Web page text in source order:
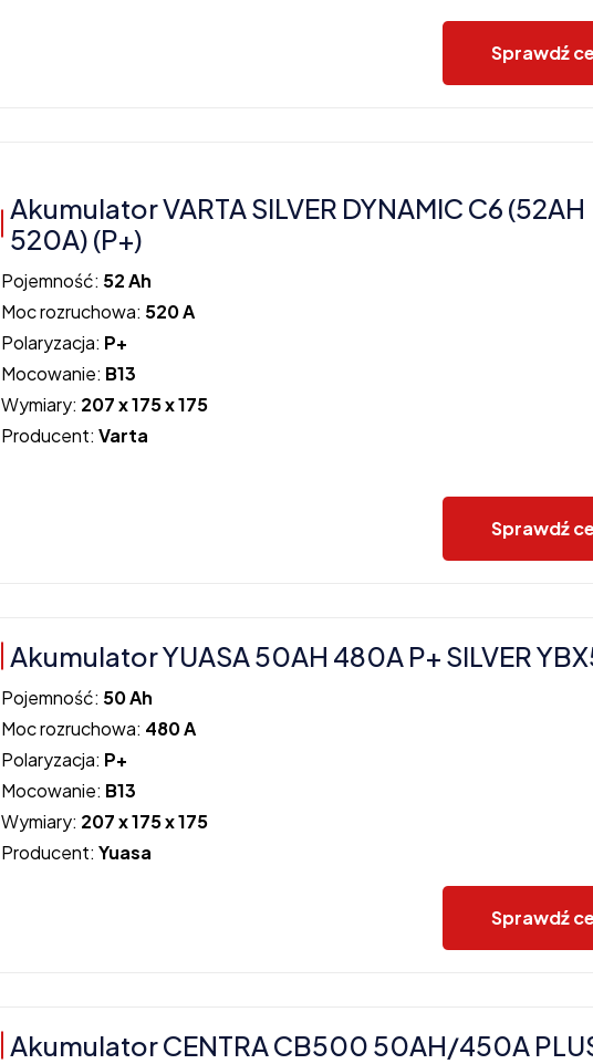
Sprawdź
Akumulator VARTA SILVER DYNAMIC C6 (52AH
520A) (P+)
Pojemność: 52 Ah
Moc rozruchowa: 520 A
Polaryzacja: P+
Mocowanie: B13
Wymiary: 207 x 175 x 175
Producent:Varta
Sprawdź
Akumulator YUASA 50AH 480A P+ SILVER
Pojemność: 50 Ah
Moc rozruchowa: 480 A
Polaryzacja: P+
Mocowanie: B13
Wymiary: 207 x 175 x 175
Producent:Yuasa
Sprawdź
Akumulator CENTRA CB500 50AH/450A